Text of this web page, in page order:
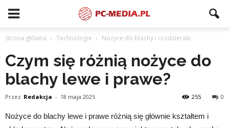
Strona główna Technologie Nożyce do blachy i rozdzieraki
Czym się różnią nożyce do
blachy lewe i prawe?
Przez Redakcja - 18 maja 2025 0
255
Nożyce do blachy lewe i prawe różnią się głównie kształtem i